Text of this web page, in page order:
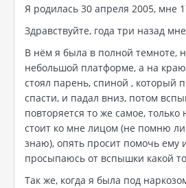
Я родилась 30 апреля 2005, мне
Здравствуйте, года три назад
В нём я была в полной темноте,
небольшой платформе, а на
стоял парень, спиной , который
спасти, и падал вниз, потом
повторяется то же самое, только
стоит ко мне лицом (не помню
знаю), опять просит помочь ему
просыпаюсь от вспышки какой
Так же, когда я была под